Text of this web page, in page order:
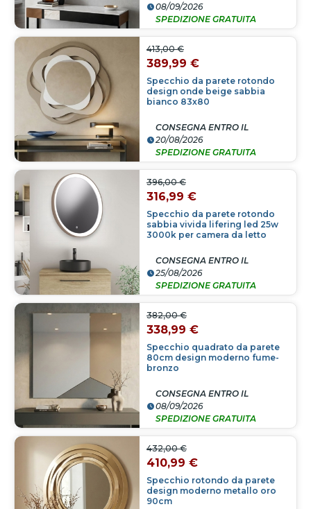
08/09/2026
SPEDIZIONE GRATUITA
Specchio da parete rotondo
design onde beige sabbia
bianco 83x80
413,00 €
389,99 €
CONSEGNA ENTRO IL
20/08/2026
SPEDIZIONE GRATUITA
Specchio da parete rotondo
sabbia vivida lifering led 25w
3000k per camera da letto
396,00 €
316,99 €
CONSEGNA ENTRO IL
25/08/2026
SPEDIZIONE GRATUITA
Specchio quadrato da parete
80cm design moderno fume-
bronzo
382,00 €
338,99 €
CONSEGNA ENTRO IL
08/09/2026
SPEDIZIONE GRATUITA
Specchio rotondo da parete
design moderno metallo oro
90cm
432,00 €
410,99 €